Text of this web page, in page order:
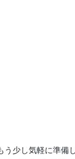
少し気軽に準備